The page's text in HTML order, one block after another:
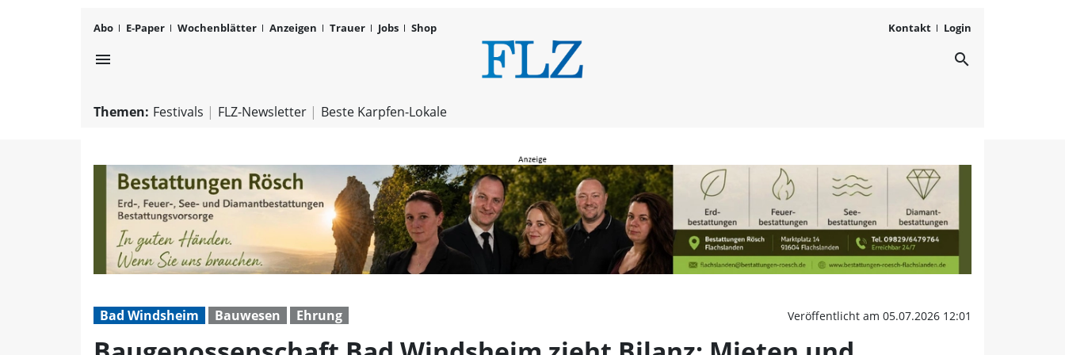
Abo E-Paper Wochenblätter Anzeigen Trauer Jobs Shop Kontakt Login
menu Baugenossenschaft Bad search
Themen: Festivals FLZ-Newsletter Beste Karpfen-Lokale
Bad Windsheim Bauwesen Ehrung Veröffentlicht am 05.07.2026 12:01